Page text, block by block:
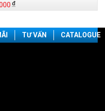
TƯ VẤN CATALOGUE